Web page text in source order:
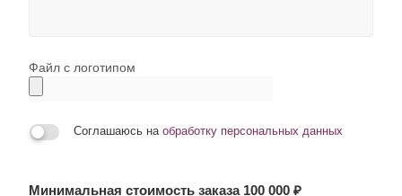
Файл с логотипом
Соглашаюсь на обработку персональных данных
Минимальная стоимость заказа 100 000 ₽